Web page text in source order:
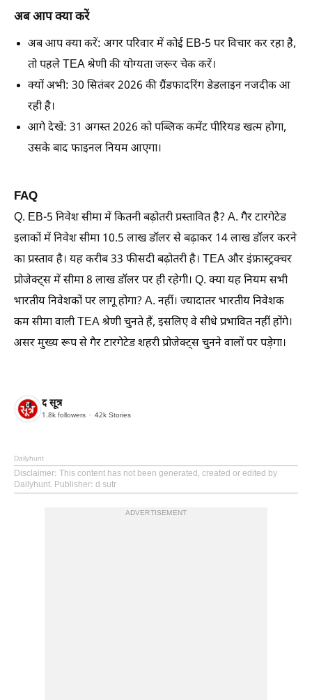
अब आप क्या करें
अब आप क्या करें: अगर परिवार में कोई EB-5 पर विचार कर रहा है,
तो पहले TEA श्रेणी की योग्यता जरूर चेक करें।
क्यों अभी: 30 सितंबर 2026 की ग्रैंडफादरिंग डेडलाइन नजदीक आ
रही है।
आगे देखें: 31 अगस्त 2026 को पब्लिक कमेंट पीरियड खत्म होगा,
उसके बाद फाइनल नियम आएगा।
FAQ
Q. EB-5 निवेश सीमा में कितनी बढ़ोतरी प्रस्तावित है? A. गैर टारगेटेड
इलाकों में निवेश सीमा 10.5 लाख डॉलर से बढ़ाकर 14 लाख डॉलर करने
का प्रस्ताव है। यह करीब 33 फीसदी बढ़ोतरी है। TEA और इंफ्रास्ट्रक्चर
प्रोजेक्ट्स में सीमा 8 लाख डॉलर पर ही रहेगी। Q. क्या यह नियम सभी
भारतीय निवेशकों पर लागू होगा? A. नहीं। ज्यादातर भारतीय निवेशक
कम सीमा वाली TEA श्रेणी चुनते हैं, इसलिए वे सीधे प्रभावित नहीं होंगे।
असर मुख्य रूप से गैर टारगेटेड शहरी प्रोजेक्ट्स चुनने वालों पर पड़ेगा।
द सूत्र
1.8k followers 42k Stories
Dailyhunt
Disclaimer: This content has not been generated, created or edited by
Dailyhunt. Publisher: d sutr
ADVERTISEMENT